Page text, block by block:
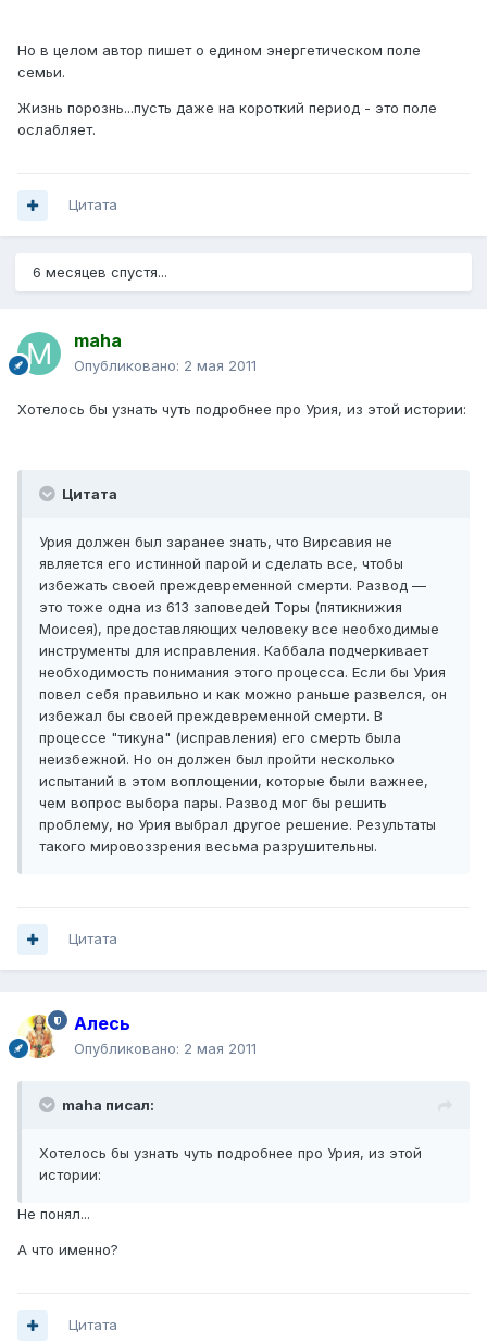
Но в целом автор пишет о едином энергетическом поле
семьи.
Жизнь порознь...пусть даже на короткий период - это поле
ослабляет.
Цитата
6 месяцев спустя...
maha
Опубликовано: 2 мая 2011
Хотелось бы узнать чуть подробнее про Урия, из этой истории:
Цитата
Урия должен был заранее знать, что Вирсавия не
является его истинной парой и сделать все, чтобы
избежать своей преждевременной смерти. Развод —
это тоже одна из 613 заповедей Торы (пятикнижия
Моисея), предоставляющих человеку все необходимые
инструменты для исправления. Каббала подчеркивает
необходимость понимания этого процесса. Если бы Урия
повел себя правильно и как можно раньше развелся, он
избежал бы своей преждевременной смерти. В
процессе "тикуна" (исправления) его смерть была
неизбежной. Но он должен был пройти несколько
испытаний в этом воплощении, которые были важнее,
чем вопрос выбора пары. Развод мог бы решить
проблему, но Урия выбрал другое решение. Результаты
такого мировоззрения весьма разрушительны.
Цитата
Алесь
Опубликовано: 2 мая 2011
maha писал:
Хотелось бы узнать чуть подробнее про Урия, из этой
истории:
Не понял...
А что именно?
Цитата